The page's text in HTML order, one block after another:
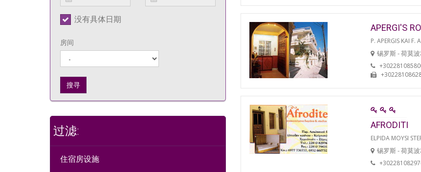
没有具体日期
房间
搜寻
过滤:
住宿房设施
APERGI'S
P. APERGIS KAI F.
锡罗斯 - 荷莫
AFRODITI
ELPIDA MOYSI
锡罗斯 - 荷莫